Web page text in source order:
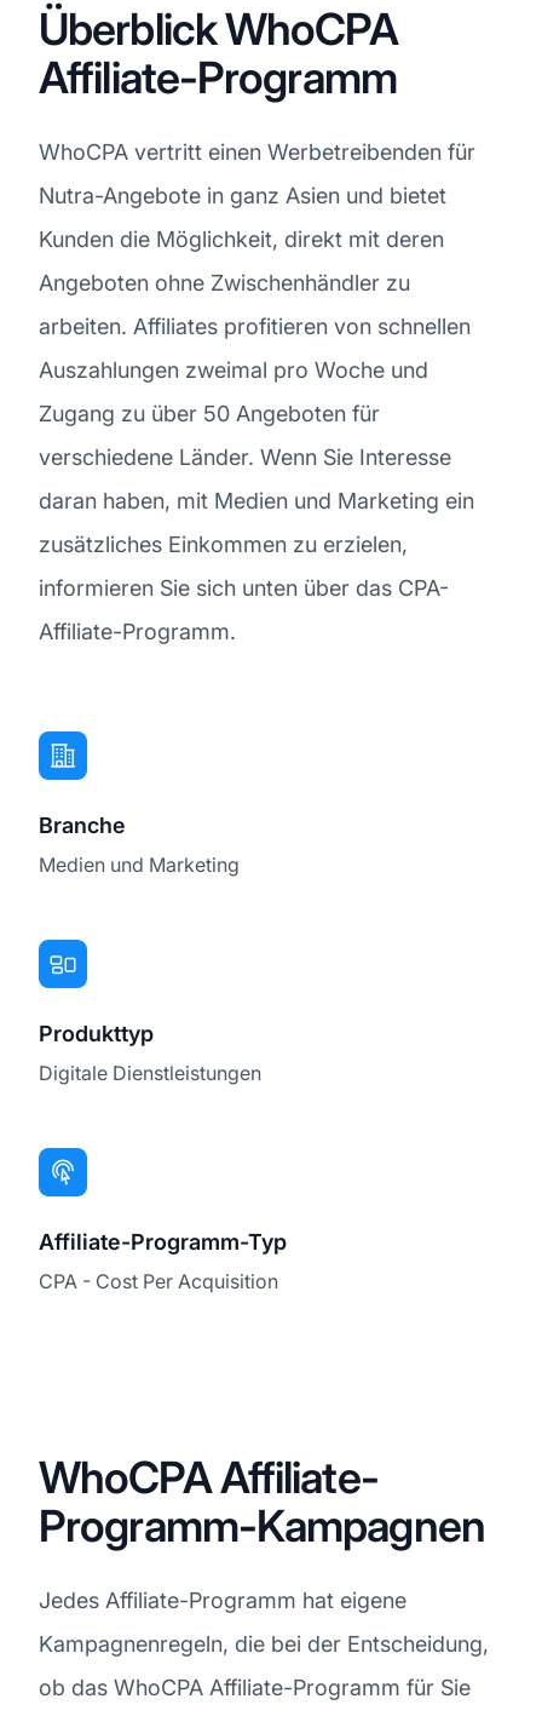
Überblick WhoCPA
Affiliate-Programm
WhoCPA vertritt einen Werbetreibenden für
Nutra-Angebote in ganz Asien und bietet
Kunden die Möglichkeit, direkt mit deren
Angeboten ohne Zwischenhändler zu
arbeiten. Affiliates profitieren von schnellen
Auszahlungen zweimal pro Woche und
Zugang zu über 50 Angeboten für
verschiedene Länder. Wenn Sie Interesse
daran haben, mit Medien und Marketing ein
zusätzliches Einkommen zu erzielen,
informieren Sie sich unten über das CPA-
Affiliate-Programm.
Branche
Medien und Marketing
Produkttyp
Digitale Dienstleistungen
Affiliate-Programm-Typ
CPA - Cost Per Acquisition
WhoCPA Affiliate-
Programm-Kampagnen
Jedes Affiliate-Programm hat eigene
Kampagnenregeln, die bei der Entscheidung,
ob das WhoCPA Affiliate-Programm für Sie